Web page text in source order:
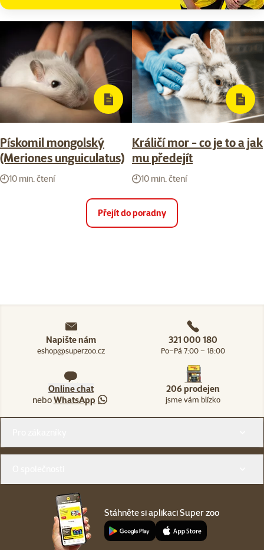
Pískomil mongolský
(Meriones unguiculatus)
10 min. čtení
Králičí mor - co je to a jak
mu předejít
10 min. čtení
Přejít do poradny
Napište nám
eshop@superzoo.cz
321 000 180
Po–Pá 7:00 – 18:00
Online chat
neboWhatsApp
206 prodejen
jsme vám blízko
Stáhněte si aplikaci Super zoo